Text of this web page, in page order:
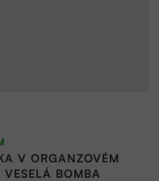
V ORGANZOVÉM
BOMBA